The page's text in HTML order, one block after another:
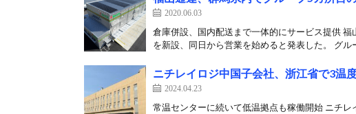
2020.06.03
倉庫併設、国内配送まで一体的にサービス提供
を新設、同日から営業を始めると発表した。 グル
ニチレイロジ中国子会社、浙江省で3温
2024.04.23
常温センターに続いて低温拠点も稼働開始 ニチ